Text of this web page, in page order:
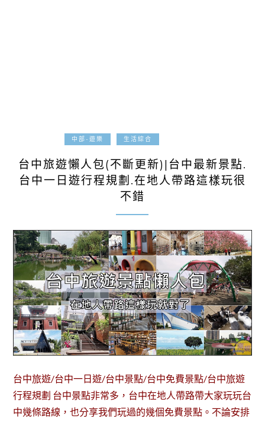
中部-遊樂 生活綜合
台中旅遊懶人包(不斷更新)|台中最新景點.
台中一日遊行程規劃.在地人帶路這樣玩很
不錯
台中旅遊/台中一日遊/台中景點/台中免費景點/台中旅遊
行程規劃 台中景點非常多，台中在地人帶路帶大家玩玩台
中幾條路線，也分享我們玩過的幾個免費景點。不論安排